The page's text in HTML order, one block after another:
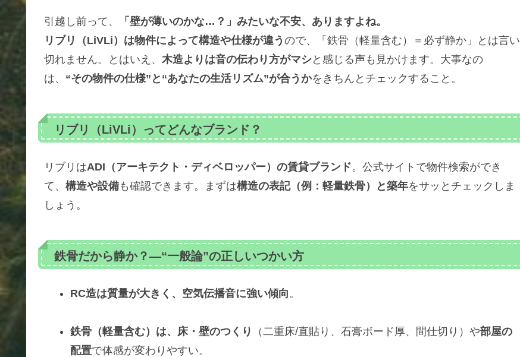
引越し前って、
「壁が薄いのかな…？」みたいな不安、ありますよね。
リブリ（LiVLi）は物件によって構造や仕様が違う ので、「鉄骨（軽量含む）＝必ず静か」とは言い
切れません。とはいえ、 木造よりは音の伝わり方がマシと感じる声も見かけます。大事なの
は、 “その物件の仕様”と“あなたの生活リズム”が合うかをきちんとチェックすること。
リブリ（LiVLi）ってどんなブランド？
リブリはADI（アーキテクト・ディベロッパー）の賃貸ブランド。公式サイトで物件検索ができ
て、 構造や設備も確認できます。まずは構造の表記（例：軽量鉄骨）と築年をサッとチェックしま
しょう。
鉄骨だから静か？—“一般論”の正しいつかい方
RC造は質量が大きく、空気伝播音に強い傾向 。
鉄骨（軽量含む）は、床・壁のつくり （二重床/直貼り、石膏ボード厚、間仕切り）や部屋の
配置で体感が変わりやすい。